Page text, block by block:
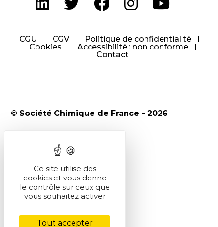
CGU CGV
Politique de confidentialité
Cookies
Accessibilité : non conforme
Contact
© Société Chimique de France - 2026
Ce site utilise des
cookies et vous donne
le contrôle sur ceux que
vous souhaitez activer
Tout accepter